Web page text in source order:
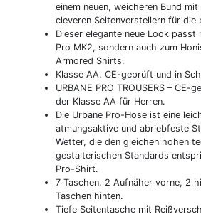
einem neuen, weicheren Bund
cleveren Seitenverstellern für die
Dieser elegante neue Look passt
Pro MK2, sondern auch zum
Armored Shirts.
Klasse AA, CE-geprüft und in
URBANE PRO TROUSERS –
der Klasse AA für Herren.
Die Urbane Pro-Hose ist eine
atmungsaktive und abriebfeste
Wetter, die den gleichen hohen
gestalterischen Standards
Pro-Shirt.
7 Taschen. 2 Aufnäher vorne, 2
Taschen hinten.
Tiefe Seitentasche mit